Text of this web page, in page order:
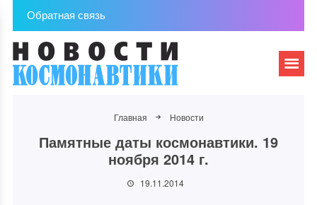
Обратная связь
Главная Новости
Памятные даты космонавтики. 19
ноября 2014 г.
19.11.2014